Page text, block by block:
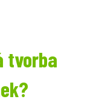
tvorba